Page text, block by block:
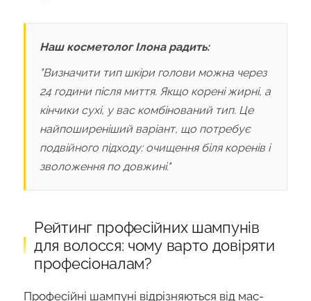
Наш косметолог Ілона радить:
"Визначити тип шкіри голови можна через
24 години після миття. Якщо корені жирні, а
кінчики сухі, у вас комбінований тип. Це
найпоширеніший варіант, що потребує
подвійного підходу: очищення біля коренів і
зволоження по довжині."
Рейтинг професійних шампунів
для волосся: чому варто довіряти
професіоналам?
Професійні шампуні відрізняються від мас-